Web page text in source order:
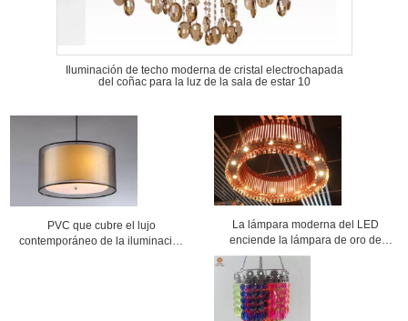
Iluminación de techo moderna de cristal electrochapada
del coñac para la luz de la sala de estar 10
PVC que cubre el lujo
contemporáneo de la iluminación
La lámpara moderna del LED
enciende la lámpara de oro de
Rose para la decoración del hotel